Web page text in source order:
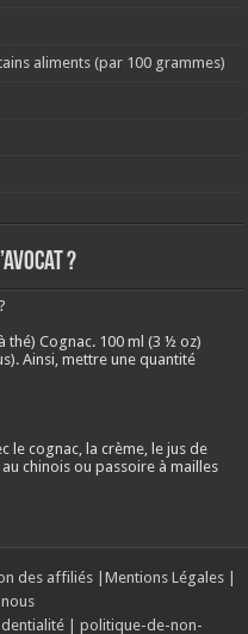
aliments (par 100 grammes)
?
thé) Cognac. 100 ml (3 ½ oz)
Ainsi, mettre une quantité
le cognac, la crème, le jus de
chinois ou passoire à mailles
des affiliés | Mentions Légales |
| politique-de-non-